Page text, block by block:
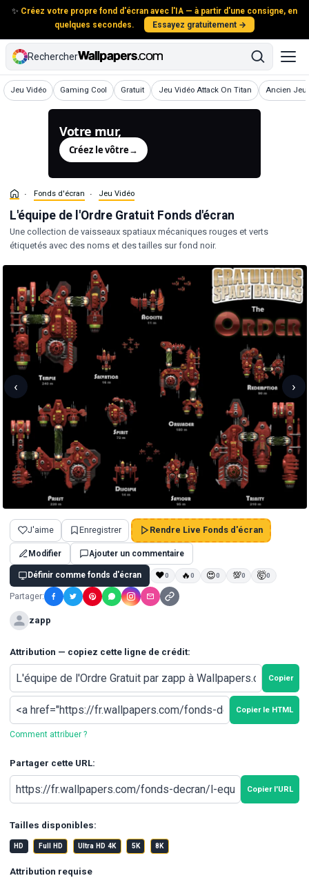
✨ Créez votre propre fond d'écran avec l'IA — à partir d'une consigne, en
quelques secondes.
Essayez gratuitement →
Rechercher
Jeu Vidéo
Fonds d'écran Gaming Cool
Fonds d'écran Gratuit
Fonds d'écranJeu Vidéo Attack On Titan
Fonds d'écran Ancien Jeu
Fonds
Votre mur,
Créez le vôtre→
Fonds d'écran Jeu Vidéo
L'équipe de l'Ordre Gratuit Fonds d'écran
Une collection de vaisseaux spatiaux mécaniques rouges et verts
étiquetés avec des noms et des tailles sur fond noir.
‹ ›
J'aime Enregistrer Rendre Live Fonds d'écran
Modifier Ajouter un commentaire
Définir comme fonds d'écran ❤0 🔥0 😍0 💯0 🤯0
Partager:
zapp
Attribution — copiez cette ligne de crédit:
Copier
Copier le HTML
Comment attribuer ?
Partager cette URL:
Copier l'URL
Tailles disponibles:
HD Full HD Ultra HD 4K 5K 8K
Attribution requise